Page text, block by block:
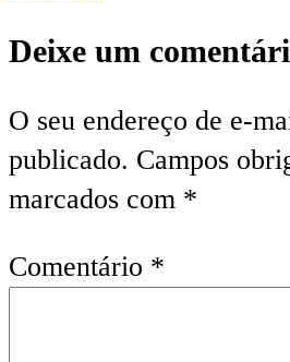
Deixe um
O seu endereço de e-
publicado. Campos
marcados com *
Comentário *